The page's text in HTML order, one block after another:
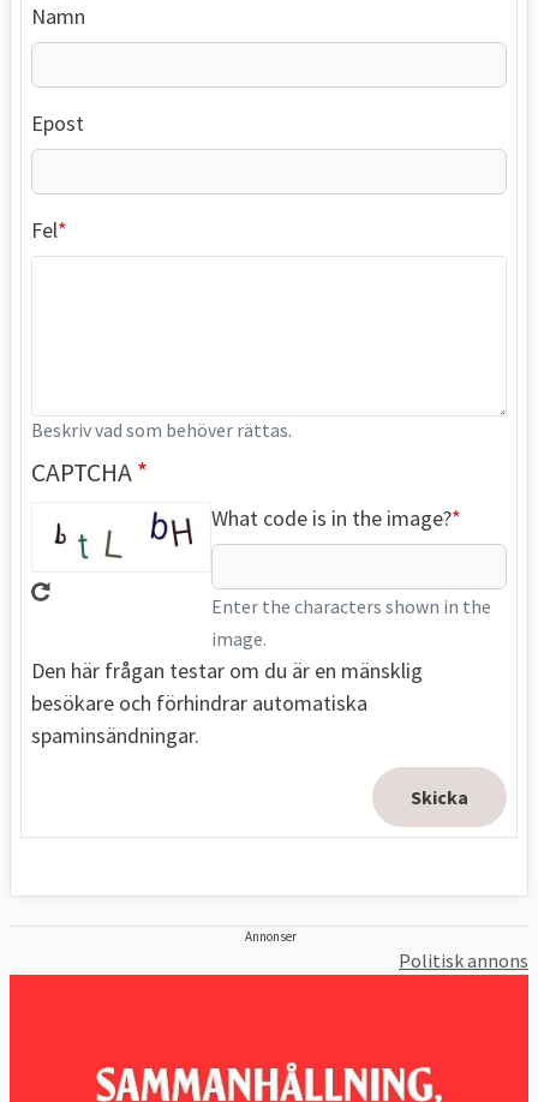
Namn
Epost
Fel
Beskriv vad som behöver rättas.
CAPTCHA
What code is in the image?
Enter the characters shown in the
image.
Den här frågan testar om du är en mänsklig
besökare och förhindrar automatiska
spaminsändningar.
Annonser
Politisk annons